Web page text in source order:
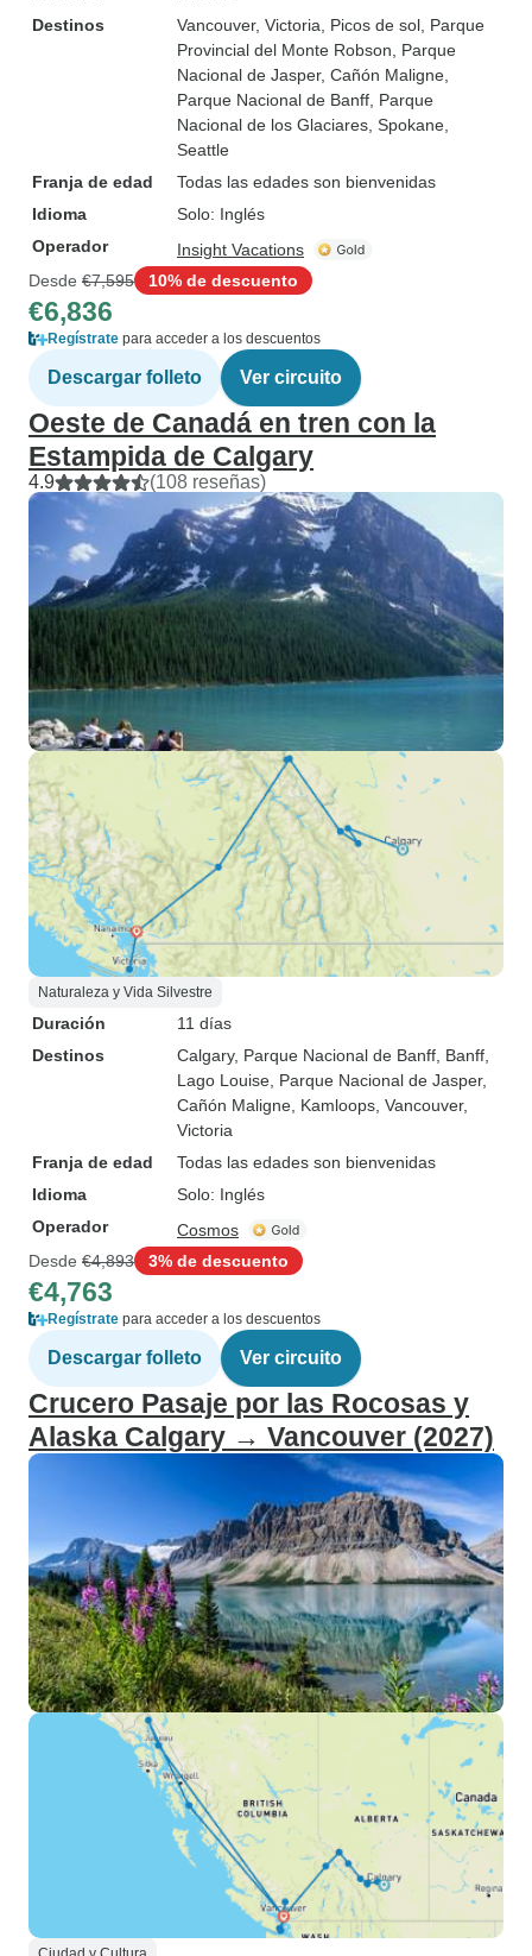
Destinos
Vancouver, Victoria , Picos de sol , Parque
Provincial del Monte Robson , Parque
Nacional de Jasper, Cañón Maligne
Parque Nacional de Banff , Parque
Nacional de los Glaciares , Spokane
Seattle
Franja de edad
Todas las edades son bienvenidas
Idioma
Solo: Inglés
Operador
Insight Vacations
Desde €7,595 10% de descuento
€6,836
Regístrate para acceder a los descuentos
Descargar folleto Ver circuito
Oeste de Canadá en tren con la
Estampida de Calgary
4.9 (108 reseñas)
Naturaleza y Vida Silvestre
Duración
11 días
Destinos
Calgary, Parque Nacional de Banff , Banff
Lago Louise , Parque Nacional de Jasper,
Cañón Maligne , Kamloops , Vancouver,
Victoria
Franja de edad
Todas las edades son bienvenidas
Idioma
Solo: Inglés
Operador
Cosmos
Desde €4,893 3% de descuento
€4,763
Regístrate para acceder a los descuentos
Descargar folleto Ver circuito
Crucero Pasaje por las Rocosas y
Alaska Calgary → Vancouver (2027)